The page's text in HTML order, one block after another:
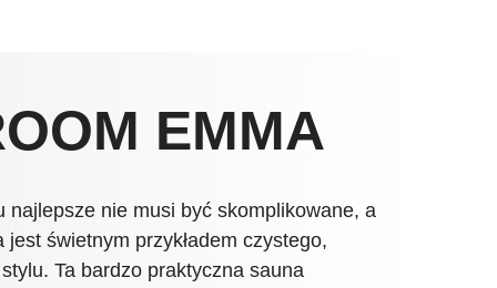
EMMA
najlepsze nie musi być skomplikowane, a
jest świetnym przykładem czystego,
Ta bardzo praktyczna sauna